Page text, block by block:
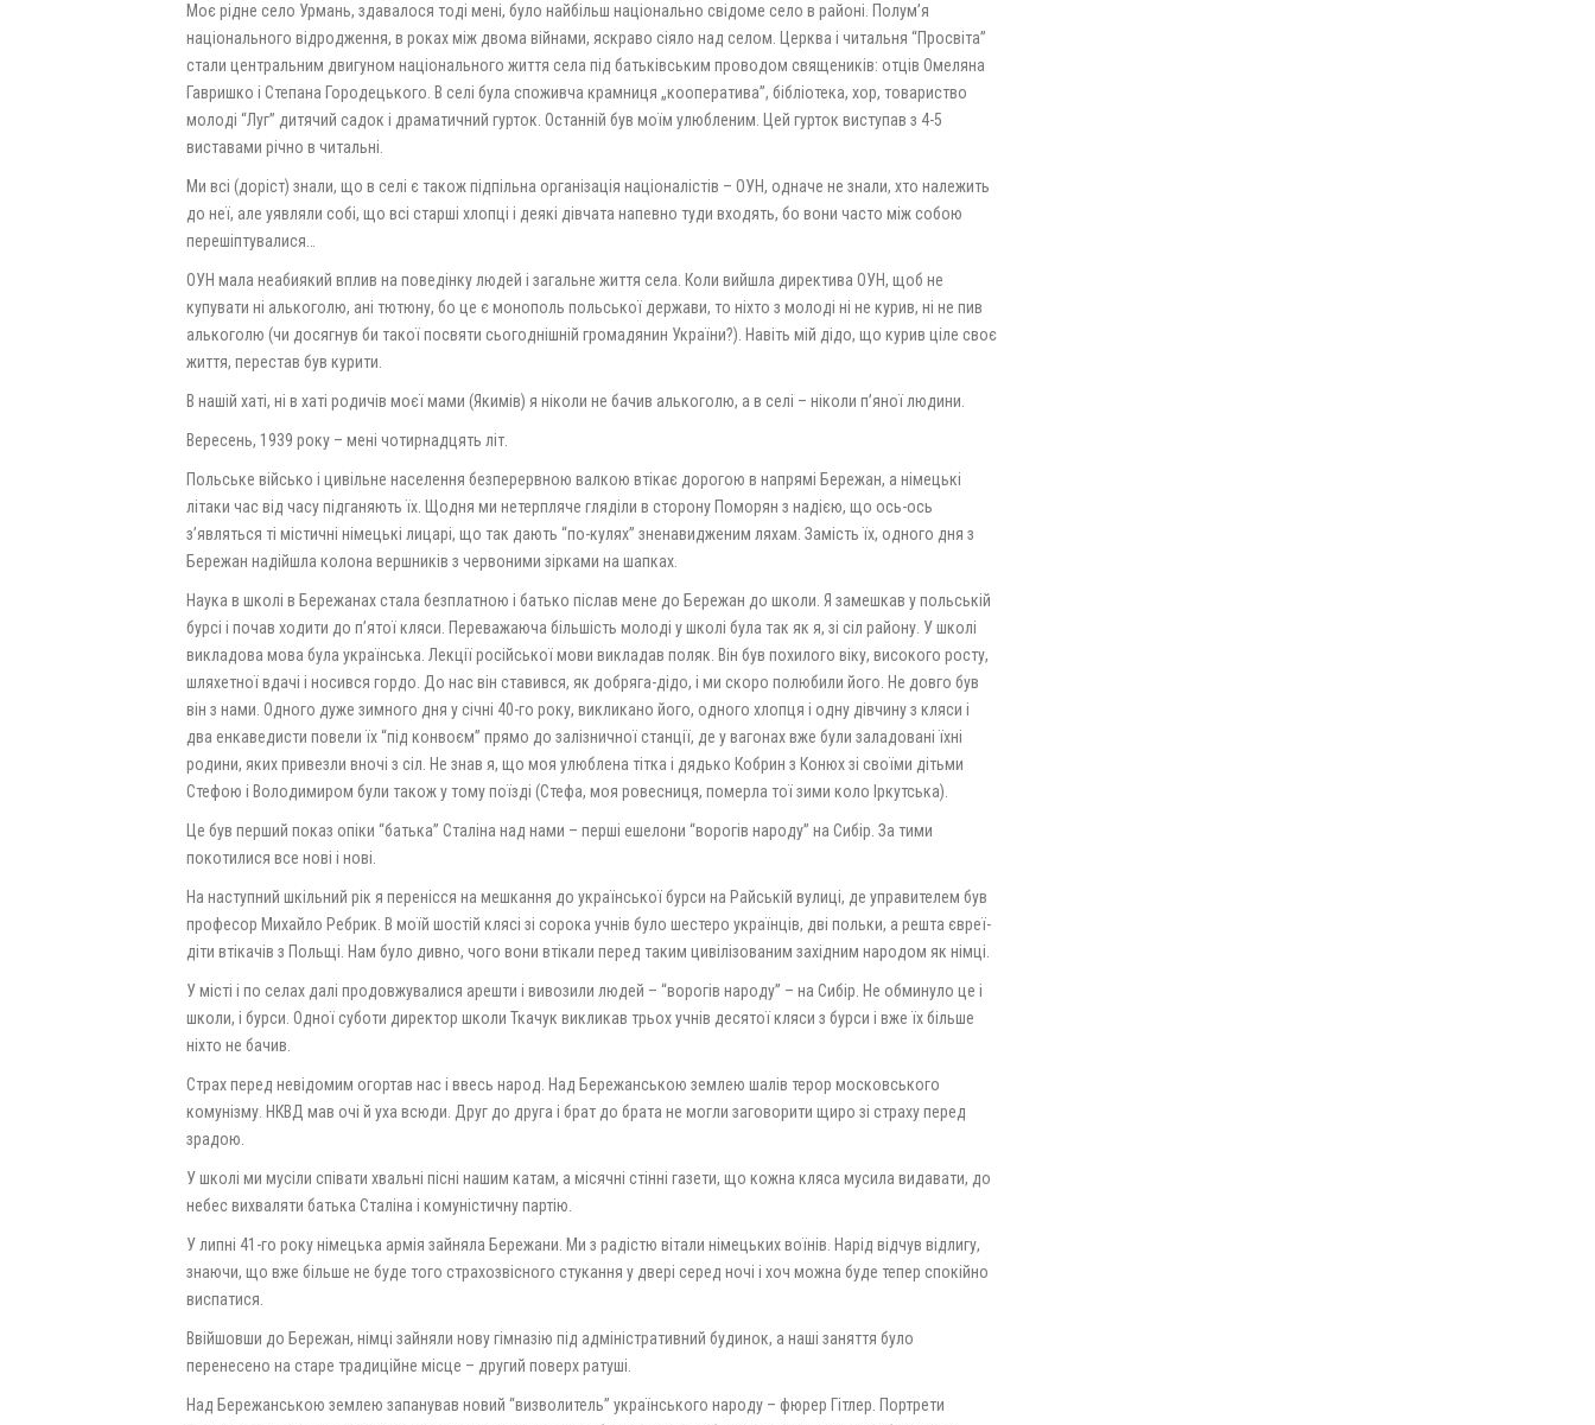
Моє рідне село Урмань, здавалося тоді мені, було найбільш національно свідоме село в районі. Полум’я
національного відродження, в роках між двома війнами, яскраво сіяло над селом. Церква і читальня “Просвіта”
стали центральним двигуном національного життя села під батьківським проводом священиків: отців Омеляна
Гавришко і Степана Городецького. В селі була споживча крамниця „кооператива”, бібліотека, хор, товариство
молоді “Луг” дитячий садок і драматичний гурток. Останній був моїм улюбленим. Цей гурток виступав з 4-5
виставами річно в читальні.
Ми всі (доріст) знали, що в селі є також підпільна організація націоналістів – ОУН, одначе не знали, хто належить
до неї, але уявляли собі, що всі старші хлопці і деякі дівчата напевно туди входять, бо вони часто між собою
перешіптувалися…
ОУН мала неабиякий вплив на поведінку людей і загальне життя села. Коли вийшла директива ОУН, щоб не
купувати ні алькоголю, ані тютюну, бо це є монополь польської держави, то ніхто з молоді ні не курив, ні не пив
алькоголю (чи досягнув би такої посвяти сьогоднішній громадянин України?). Навіть мій дідо, що курив ціле своє
життя, перестав був курити.
В нашій хаті, ні в хаті родичів моєї мами (Якимів) я ніколи не бачив алькоголю, а в селі – ніколи п’яної людини.
Вересень, 1939 року – мені чотирнадцять літ.
Польське військо і цивільне населення безперервною валкою втікає дорогою в напрямі Бережан, а німецькі
літаки час від часу підганяють їх. Щодня ми нетерпляче гляділи в сторону Поморян з надією, що ось-ось
з’являться ті містичні німецькі лицарі, що так дають “по-кулях” зненавидженим ляхам. Замість їх, одного дня з
Бережан надійшла колона вершників з червоними зірками на шапках.
Наука в школі в Бережанах стала безплатною і батько післав мене до Бережан до школи. Я замешкав у польській
бурсі і почав ходити до п’ятої кляси. Переважаюча більшість молоді у школі була так як я, зі сіл району. У школі
викладова мова була українська. Лекції російської мови викладав поляк. Він був похилого віку, високого росту,
шляхетної вдачі і носився гордо. До нас він ставився, як добряга-дідо, і ми скоро полюбили його. Не довго був
він з нами. Одного дуже зимного дня у січні 40-го року, викликано його, одного хлопця і одну дівчину з кляси і
два енкаведисти повели їх “під конвоєм” прямо до залізничної станції, де у вагонах вже були заладовані їхні
родини, яких привезли вночі з сіл. Не знав я, що моя улюблена тітка і дядько Кобрин з Конюх зі своїми дітьми
Стефою і Володимиром були також у тому поїзді (Стефа, моя ровесниця, померла тої зими коло Іркутська).
Це був перший показ опіки “батька” Сталіна над нами – перші ешелони “ворогів народу” на Сибір. За тими
покотилися все нові і нові.
На наступний шкільний рік я перенісся на мешкання до української бурси на Райській вулиці, де управителем був
професор Михайло Ребрик. В моїй шостій клясі зі сорока учнів було шестеро українців, дві польки, а решта євреї-
діти втікачів з Польщі. Нам було дивно, чого вони втікали перед таким цивілізованим західним народом як німці.
У місті і по селах далі продовжувалися арешти і вивозили людей – “ворогів народу” – на Сибір. Не обминуло це і
школи, і бурси. Одної суботи директор школи Ткачук викликав трьох учнів десятої кляси з бурси і вже їх більше
ніхто не бачив.
Страх перед невідомим огортав нас і ввесь народ. Над Бережанською землею шалів терор московського
комунізму. НКВД мав очі й уха всюди. Друг до друга і брат до брата не могли заговорити щиро зі страху перед
зрадою.
У школі ми мусіли співати хвальні пісні нашим катам, а місячні стінні газети, що кожна кляса мусила видавати, до
небес вихваляти батька Сталіна і комуністичну партію.
У липні 41-го року німецька армія зайняла Бережани. Ми з радістю вітали німецьких воїнів. Нарід відчув відлигу,
знаючи, що вже більше не буде того страхозвісного стукання у двері серед ночі і хоч можна буде тепер спокійно
виспатися.
Ввійшовши до Бережан, німці зайняли нову гімназію під адміністративний будинок, а наші заняття було
перенесено на старе традиційне місце – другий поверх ратуші.
Над Бережанською землею запанував новий “визволитель” українського народу – фюрер Гітлер. Портрети